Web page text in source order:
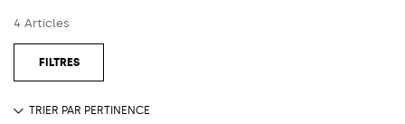
4 Articles